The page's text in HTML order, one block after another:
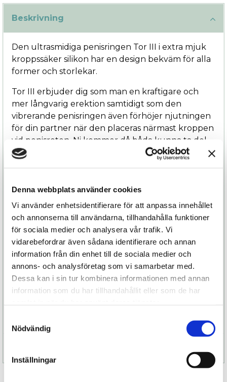
Denna webbplats använder cookies
Vi använder enhetsidentifierare för att anpassa innehållet
och annonserna till användarna, tillhandahålla funktioner
för sociala medier och analysera vår trafik. Vi
vidarebefordrar även sådana identifierare och annan
information från din enhet till de sociala medier och
annons- och analysföretag som vi samarbetar med.
Dessa kan i sin tur kombinera informationen med annan
information som du har tillhandahållit eller som de har
Nödvändig
Inställningar
Beskrivning
Den ultrasmidiga penisringen Tor III i extra mjuk
kroppssäker silikon har en design bekväm för alla
former och storlekar.
Tor III erbjuder dig som man en kraftigare och
mer långvarig erektion samtidigt som den
vibrerande penisringen även förhöjer njutningen
för din partner när den placeras närmast kroppen
vid penisroten. Ni kommer då båda kunna ta del
av de sköna vibrationerna som frammanar en
Med sina djupgående vibrationer med varierande
intensitet förstärker Tor njutningen och
tillsammans får ni glädje av de åtta härliga
vibrationslägena vilket gör Tor till den ultimata
parvibratorn.
Dessutom kan du och din partner ansluta och
styra Tor via Bluetooth för att förstärkta känslan
och skapa en unikt anpassad upplevelse genom
att ansluta penisringen till Lelo-appen.